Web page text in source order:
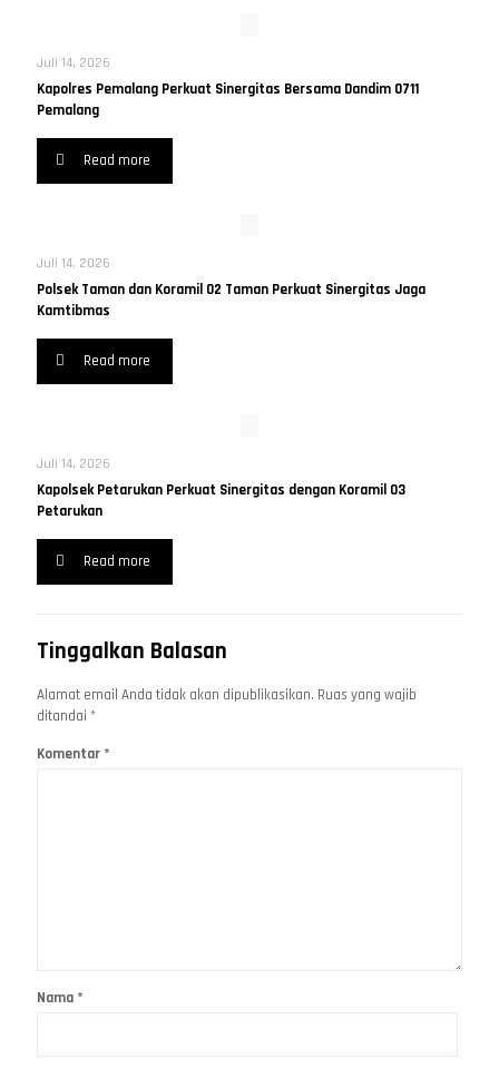
Juli 14, 2026
Kapolres Pemalang Perkuat Sinergitas Bersama Dandim 0711
Pemalang
Read more
Juli 14, 2026
Polsek Taman dan Koramil 02 Taman Perkuat Sinergitas Jaga
Kamtibmas
Read more
Juli 14, 2026
Kapolsek Petarukan Perkuat Sinergitas dengan Koramil 03
Petarukan
Read more
Tinggalkan Balasan
Alamat email Anda tidak akan dipublikasikan. Ruas yang wajib
ditandai *
Komentar *
Nama *